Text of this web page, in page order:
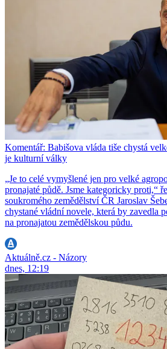
Komentář: Babišova vláda tiše chystá
je kulturní války
„Je to celé vymyšlené jen pro velké
pronajaté půdě. Jsme kategoricky proti,“
soukromého zemědělství ČR Jaroslav
chystané vládní novele, která by zavedla
na pronajatou zemědělskou půdu.
Aktuálně.cz - Názory
dnes, 12:19